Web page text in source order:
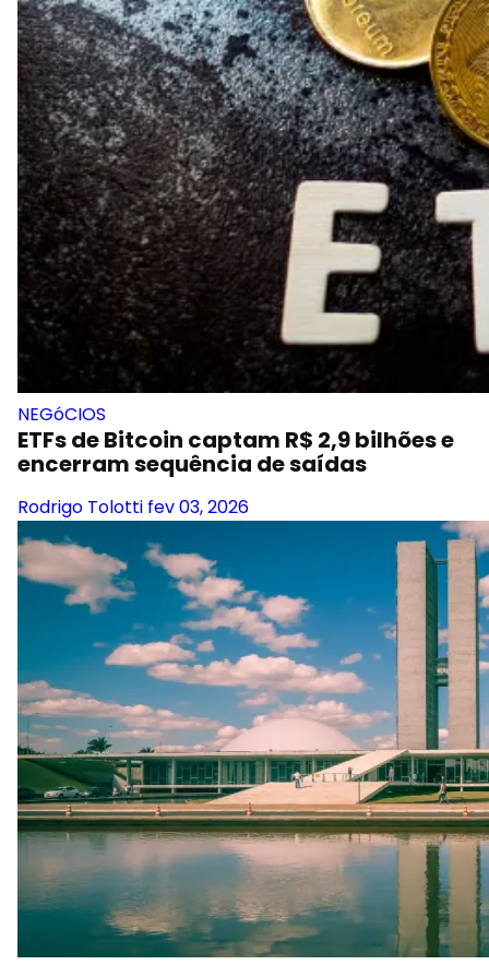
NEGóCIOS
ETFs de Bitcoin captam R$ 2,9 bilhões e
encerram sequência de saídas
Rodrigo Tolotti fev 03, 2026